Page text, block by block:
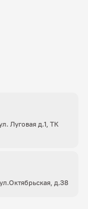
Луговая д.1, ТК
д.38